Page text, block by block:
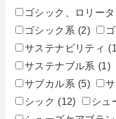
ゴシック、ロリー
ゴシック系 (2)
サステナビリティ
サステナブル系 (1)
サブカル系 (5)
シック (12) シュ